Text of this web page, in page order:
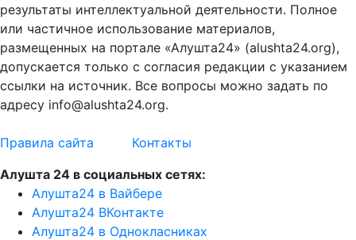
результаты интеллектуальной деятельности. Полное
или частичное использование материалов,
размещенных на портале «Алушта24» (alushta24.org),
допускается только с согласия редакции с указанием
ссылки на источник. Все вопросы можно задать по
адресу info@alushta24.org.
Правила сайта
Контакты
Алушта 24 в социальных сетях:
Алушта24 в Вайбере
Алушта24 ВКонтакте
Алушта24 в Однокласниках